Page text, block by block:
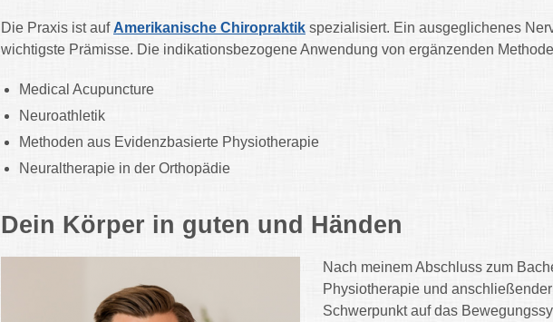
Die Praxis ist aufAmerikanische Chiropraktik spezialisiert. Ein ausgeglichenes
wichtigste Prämisse. Die indikationsbezogene Anwendung von ergänzenden
Medical Acupuncture
Neuroathletik
Methoden aus Evidenzbasierte Physiotherapie
Neuraltherapie in der Orthopädie
Dein Körper in guten und Händen
Nach meinem Abschluss zum
Physiotherapie und
Schwerpunkt auf das